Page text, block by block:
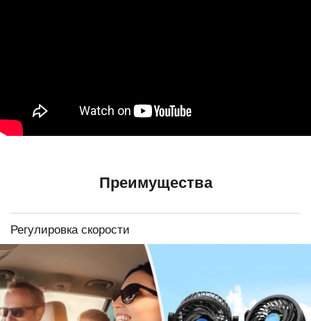
Преимущества
Регулировка скорости